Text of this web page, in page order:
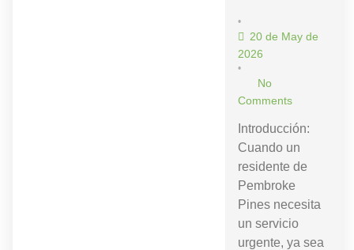
•
20 de May de
2026
•
No
Comments
Introducción:
Cuando un
residente de
Pembroke
Pines necesita
un servicio
urgente, ya sea